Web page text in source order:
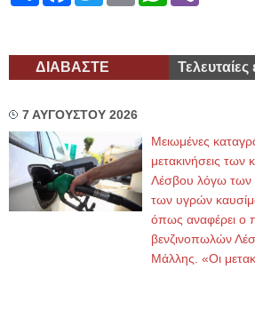
ΔΙΑΒΑΣΤΕ Τελευταίες
7 ΑΥΓΟΥΣΤΟΥ 2026
Μειωμένες
μετακινήσεις των
Λέσβου λόγω των
των υγρών
όπως αναφέρει ο
βενζινοπωλών
Μάλλης. «Οι